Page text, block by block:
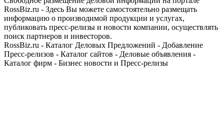
RossBiz.ru - Здесь Вы можете самостоятельно размещать
информацию о производимой продукции и услугах,
публиковать пресс-релизы и новости компании, осуществлять
поиск партнеров и инвесторов.
RossBiz.ru - Каталог Деловых Предложений - Добавление
Пресс-релизов - Каталог сайтов - Деловые объявления -
Каталог фирм - Бизнес новости и Пресс-релизы